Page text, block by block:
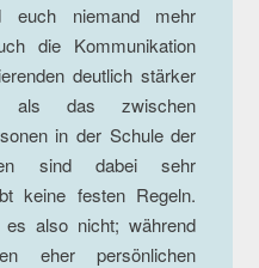
euch niemand mehr
die Kommunikation
deutlich stärker
als das zwischen
in der Schule der
sind dabei sehr
keine festen Regeln.
es also nicht; während
eher persönlichen